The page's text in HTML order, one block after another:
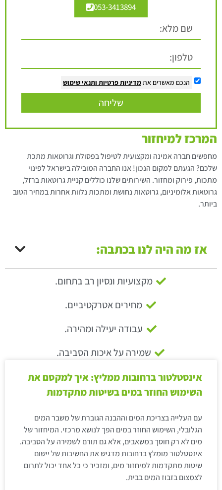
053-3413894
הנכם מאשרים אתמדיניות פרטיות ותנאי שימוש
שליחה
המרכז למיחזור
מחפשים חברה אמינה ומקצועית לטיפול בפסולת וגרוטאות מתכת
שלכם? הגעתם למקום הנכון! אנו החברה המובילה בישראל לפינוי
מתכות, פירוק ומחזור. השירותים שלנו כוללים קניית גרוטאות ברזל,
גרוטאות אלומיניום, גרוטאות נחושת ומתכות נלוות אחרות במחיר הטוב
ביותר.
אז מה היה לנו בכתבה:
מקצועיות ונסיון רב בתחום.
מחירים אטרקטיביים.
עבודה יעילה ומהירה.
שמירה על איכות הסביבה.
אינסטלטור ברחובות ממליץ: איך למקסם את
השימוש החוזר במים בשיטות מתקדמות
עם העלייה בצריכת המים וההבנה הגוברת של משבר המים
הגלובלי, השימוש החוזר במים הפך לנושא מרכזי. המיחזור של
מים לא רק חוסך במשאבים, אלא גם תורם לשמירה על הסביבה.
אינסטלטור מומלץ ברחובות מדגיש את החשיבות של יישום
שיטות מתקדמות למיחזור מים, ומזכיר כי כל אחד יכול לתרום
לצמצום בזבוז המים בבית.